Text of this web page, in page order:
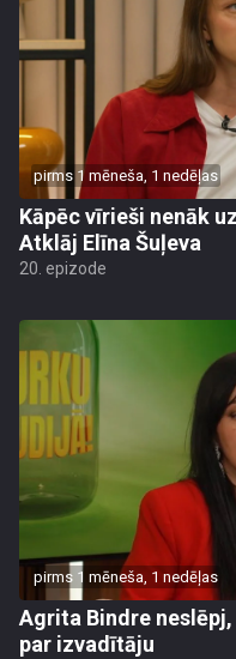
pirms 1 mēneša, 1 nedēļas
Kāpēc vīrieši nenāk
Atklāj Elīna Šuļeva
20. epizode
pirms 1 mēneša, 1 nedēļas
Agrita Bindre
par izvadītāju